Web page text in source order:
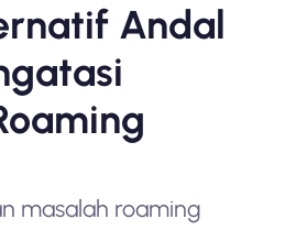
Andal
masalah roaming